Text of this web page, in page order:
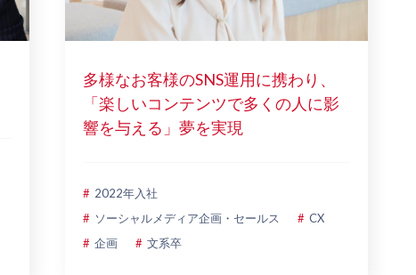
多様なお客様のSNS運用に携わり、
「楽しいコンテンツで多くの人に影
響を与える」夢を実現
2022年入社
ソーシャルメディア企画・セールス
CX
企画
文系卒